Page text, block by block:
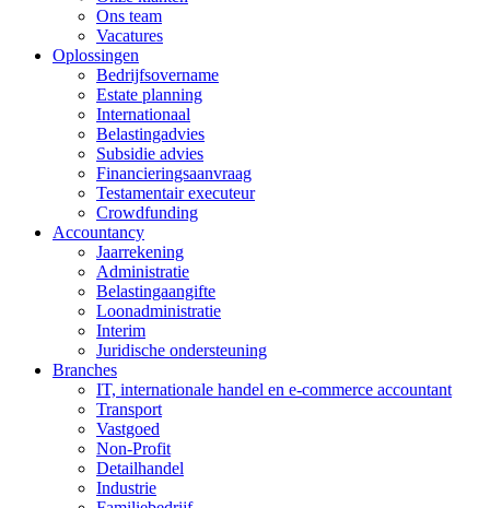
Ons team
Vacatures
Oplossingen
Bedrijfsovername
Estate planning
Internationaal
Belastingadvies
Subsidie advies
Financieringsaanvraag
Testamentair executeur
Crowdfunding
Accountancy
Jaarrekening
Administratie
Belastingaangifte
Loonadministratie
Interim
Juridische ondersteuning
Branches
IT, internationale handel en e-commerce accountant
Transport
Vastgoed
Non-Profit
Detailhandel
Industrie